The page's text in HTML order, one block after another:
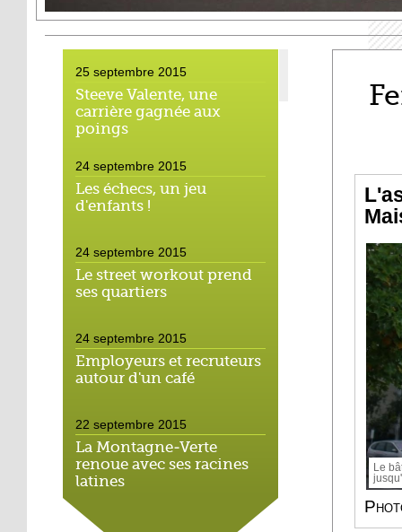
25 septembre 2015
Steeve Valente, une
carrière gagnée aux
poings
24 septembre 2015
Les échecs, un jeu
d'enfants !
24 septembre 2015
Le street workout prend
ses quartiers
24 septembre 2015
Employeurs et recruteurs
autour d'un café
22 septembre 2015
La Montagne-Verte
renoue avec ses racines
latines
22 septembre 2015
Le